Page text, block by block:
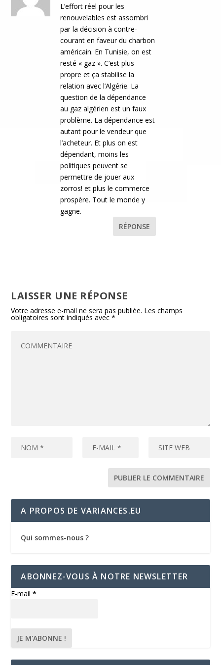
L’effort réel pour les
renouvelables est assombri
par la décision à contre-
courant en faveur du charbon
américain. En Tunisie, on est
resté « gaz ». C’est plus
propre et ça stabilise la
relation avec l’Algérie. La
question de la dépendance
au gaz algérien est un faux
problème. La dépendance est
autant pour le vendeur que
l’acheteur. Et plus on est
dépendant, moins les
politiques peuvent se
permettre de jouer aux
zorros! et plus le commerce
prospère. Tout le monde y
gagne.
RÉPONSE
LAISSER UNE RÉPONSE
Votre adresse e-mail ne sera pas publiée. Les champs
obligatoires sont indiqués avec*
A PROPOS DE VARIANCES.EU
Qui sommes-nous ?
ABONNEZ-VOUS À NOTRE NEWSLETTER
E-mail*